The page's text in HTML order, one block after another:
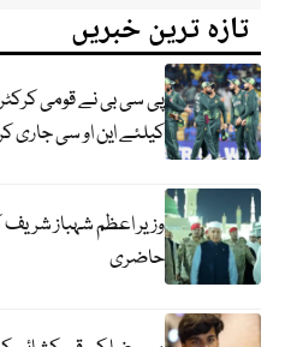
تازہ ترین خبریں
پی سی بی نے قومی
کیلئے این او سی جاری
وزیر اعظم شہباز
حاضری